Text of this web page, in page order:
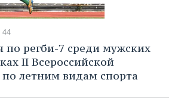
44
по регби-7 среди мужских
II Всероссийской
летним видам спорта